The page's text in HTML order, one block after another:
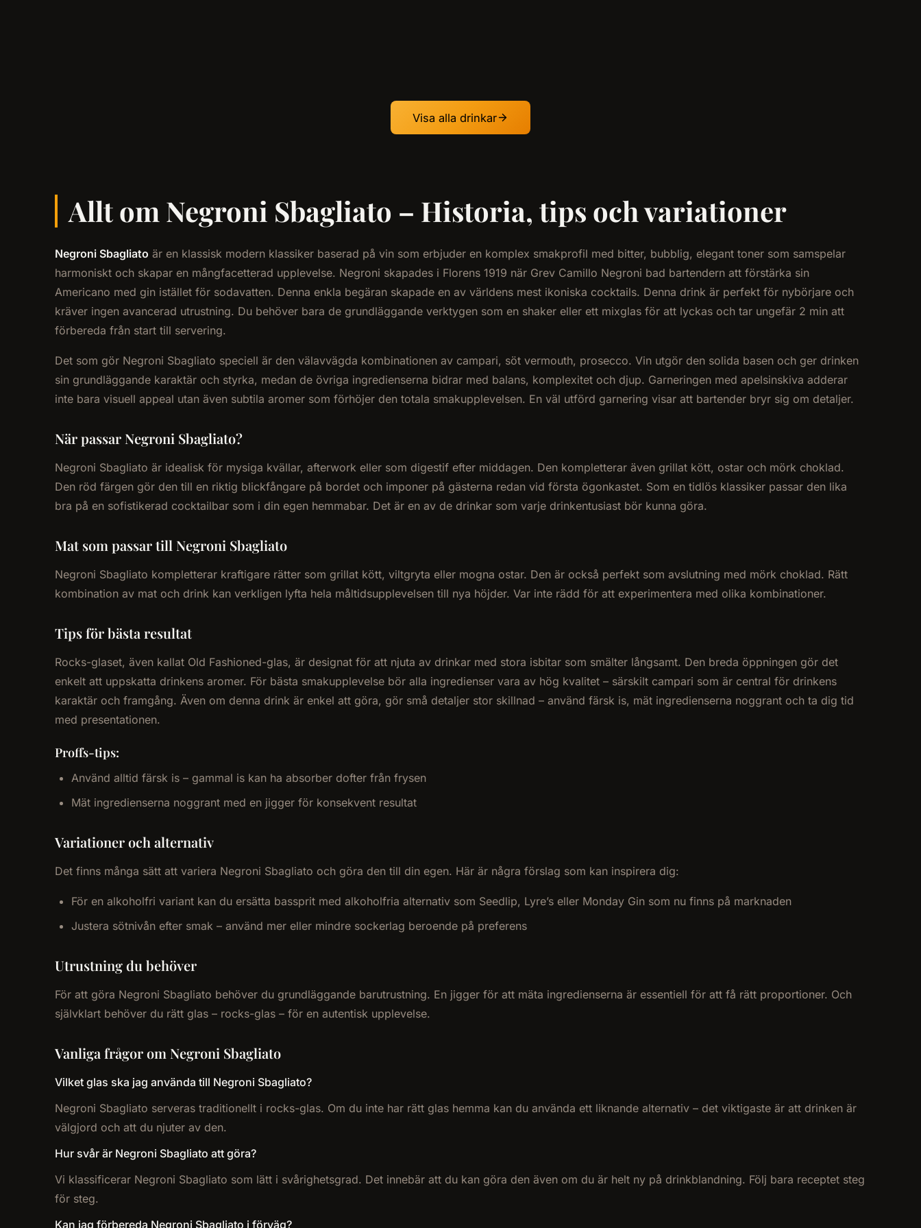
Visa alla drinkar
Allt om Negroni Sbagliato – Historia, tips och variationer
Negroni Sbagliato är en klassisk modern klassiker baserad på vin som erbjuder en komplex smakprofil med bitter, bubblig, elegant toner som samspelar
harmoniskt och skapar en mångfacetterad upplevelse. Negroni skapades i Florens 1919 när Grev Camillo Negroni bad bartendern att förstärka sin
Americano med gin istället för sodavatten. Denna enkla begäran skapade en av världens mest ikoniska cocktails. Denna drink är perfekt för nybörjare och
kräver ingen avancerad utrustning. Du behöver bara de grundläggande verktygen som en shaker eller ett mixglas för att lyckas och tar ungefär 2 min att
förbereda från start till servering.
Det som gör Negroni Sbagliato speciell är den välavvägda kombinationen av campari, söt vermouth, prosecco. Vin utgör den solida basen och ger drinken
sin grundläggande karaktär och styrka, medan de övriga ingredienserna bidrar med balans, komplexitet och djup. Garneringen med apelsinskiva adderar
inte bara visuell appeal utan även subtila aromer som förhöjer den totala smakupplevelsen. En väl utförd garnering visar att bartender bryr sig om detaljer.
När passar Negroni Sbagliato?
Negroni Sbagliato är idealisk för mysiga kvällar, afterwork eller som digestif efter middagen. Den kompletterar även grillat kött, ostar och mörk choklad.
Den röd färgen gör den till en riktig blickfångare på bordet och imponer på gästerna redan vid första ögonkastet. Som en tidlös klassiker passar den lika
bra på en sofistikerad cocktailbar som i din egen hemmabar. Det är en av de drinkar som varje drinkentusiast bör kunna göra.
Mat som passar till Negroni Sbagliato
Negroni Sbagliato kompletterar kraftigare rätter som grillat kött, viltgryta eller mogna ostar. Den är också perfekt som avslutning med mörk choklad. Rätt
kombination av mat och drink kan verkligen lyfta hela måltidsupplevelsen till nya höjder. Var inte rädd för att experimentera med olika kombinationer.
Tips för bästa resultat
Rocks-glaset, även kallat Old Fashioned-glas, är designat för att njuta av drinkar med stora isbitar som smälter långsamt. Den breda öppningen gör det
enkelt att uppskatta drinkens aromer. För bästa smakupplevelse bör alla ingredienser vara av hög kvalitet – särskilt campari som är central för drinkens
karaktär och framgång. Även om denna drink är enkel att göra, gör små detaljer stor skillnad – använd färsk is, mät ingredienserna noggrant och ta dig tid
med presentationen.
Proffs-tips:
Använd alltid färsk is – gammal is kan ha absorber dofter från frysen
Mät ingredienserna noggrant med en jigger för konsekvent resultat
Variationer och alternativ
Det finns många sätt att variera Negroni Sbagliato och göra den till din egen. Här är några förslag som kan inspirera dig:
För en alkoholfri variant kan du ersätta bassprit med alkoholfria alternativ som Seedlip, Lyre’s eller Monday Gin som nu finns på marknaden
Justera sötnivån efter smak – använd mer eller mindre sockerlag beroende på preferens
Utrustning du behöver
För att göra Negroni Sbagliato behöver du grundläggande barutrustning. En jigger för att mäta ingredienserna är essentiell för att få rätt proportioner. Och
självklart behöver du rätt glas – rocks-glas – för en autentisk upplevelse.
Vanliga frågor om Negroni Sbagliato
Vilket glas ska jag använda till Negroni Sbagliato?
Negroni Sbagliato serveras traditionellt i rocks-glas. Om du inte har rätt glas hemma kan du använda ett liknande alternativ – det viktigaste är att drinken är
välgjord och att du njuter av den.
Hur svår är Negroni Sbagliato att göra?
Vi klassificerar Negroni Sbagliato som lätt i svårighetsgrad. Det innebär att du kan göra den även om du är helt ny på drinkblandning. Följ bara receptet steg
för steg.
Kan jag förbereda Negroni Sbagliato i förväg?